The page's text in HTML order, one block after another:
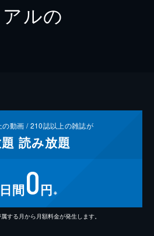
ルの
の動画 /210誌以上の雑誌が
読み放題
日間0円 ※
する月から月額料金が発生します。